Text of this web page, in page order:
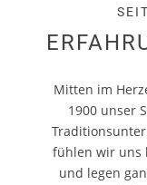
Mitten im
1900 unser
fühlen wir uns
und legen